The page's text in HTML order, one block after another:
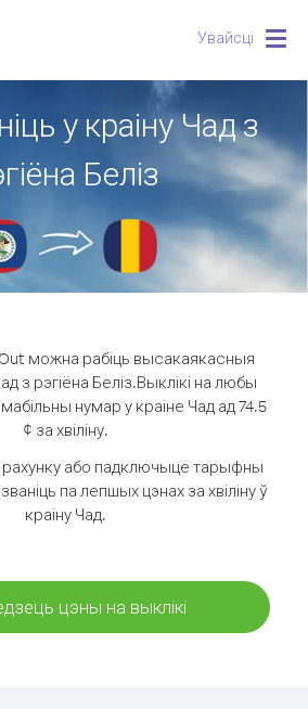
Увайсці
у краіну Чад з
Беліз
можна рабіць высакаякасныя
з рэгіёна Беліз.Выклікі на любы
нумар у краіне Чад ад 74.5
¢ за хвіліну.
рахунку або падключыце тарыфны
па лепшых цэнах за хвіліну ў
краіну Чад.
цэны на выклікі